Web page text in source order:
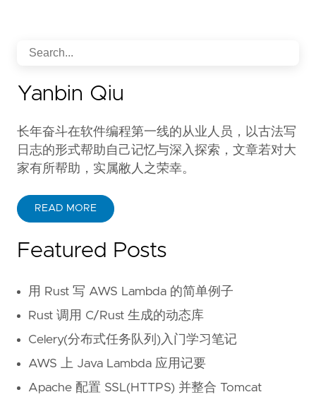
Yanbin Qiu
长年奋斗在软件编程第一线的从业人员，以古法写
日志的形式帮助自己记忆与深入探索，文章若对大
家有所帮助，实属敝人之荣幸。
READ MORE
Featured Posts
用 Rust 写 AWS Lambda 的简单例子
Rust 调用 C/Rust 生成的动态库
Celery(分布式任务队列)入门学习笔记
AWS 上 Java Lambda 应用记要
Apache 配置 SSL(HTTPS) 并整合 Tomcat